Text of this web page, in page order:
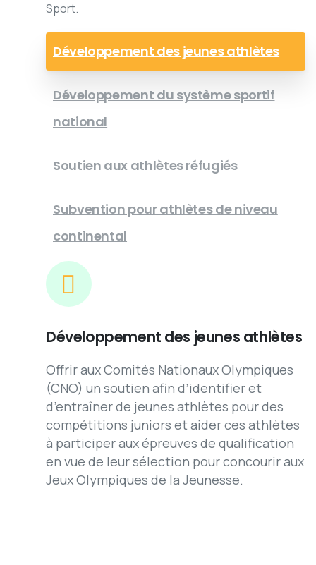
Sport.
Développement des jeunes athlètes
Développement du système sportif
national
Soutien aux athlètes réfugiés
Subvention pour athlètes de niveau
continental
Développement des jeunes athlètes
Offrir aux Comités Nationaux Olympiques
(CNO) un soutien afin d’identifier et
d’entraîner de jeunes athlètes pour des
compétitions juniors et aider ces athlètes
à participer aux épreuves de qualification
en vue de leur sélection pour concourir aux
Jeux Olympiques de la Jeunesse.